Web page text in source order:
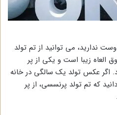
ندارید، می توانید از تم تولد
العاه زیبا است و یکی از پر
اگر عکس تولد یک سالگی در خانه
که تم تولد پرنسسی، از پر